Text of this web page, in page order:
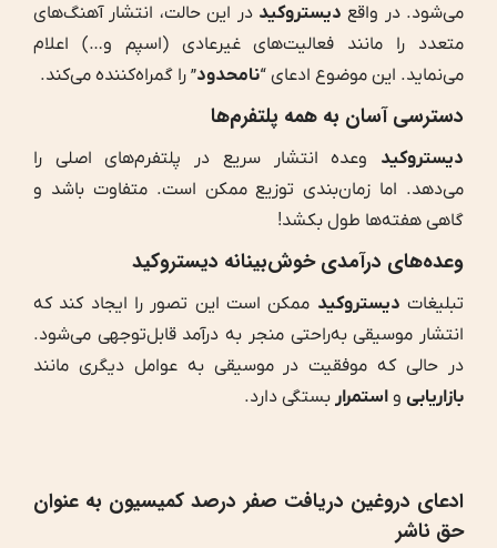
می‌شود. در واقع دیستروکید در این حالت، انتشار آهنگ‌های
متعدد را مانند فعالیت‌های غیرعادی (اسپم و…) اعلام
‌می‌نماید. این موضوع ادعای “نامحدود” را گمراه‌کننده می‌کند.
دسترسی آسان به همه پلتفرم‌ها
دیستروکید وعده انتشار سریع در پلتفرم‌های اصلی را
می‌دهد. اما زمان‌بندی توزیع ممکن است. متفاوت باشد و
گاهی هفته‌ها طول بکشد!
وعده‌های درآمدی خوش‌بینانه دیستروکید
تبلیغات دیستروکید ممکن است این تصور را ایجاد کند که
انتشار موسیقی به‌راحتی منجر به درآمد قابل‌توجهی می‌شود.
در حالی که موفقیت در موسیقی به عوامل دیگری مانند
بازاریابی و استمرار بستگی دارد.
ادعای دروغین دریافت صفر درصد کمیسیون به عنوان
حق ناشر